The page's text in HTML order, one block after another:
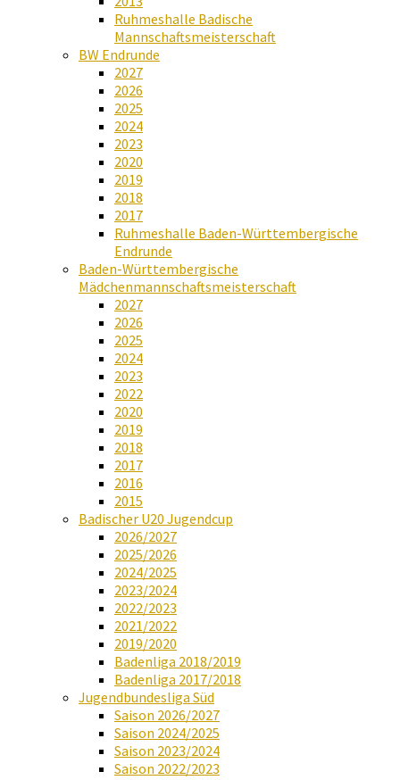
Ruhmeshalle Badische
Mannschaftsmeisterschaft
BW Endrunde
2027
2026
2025
2024
2023
2020
2019
2018
2017
Ruhmeshalle Baden-Württembergische
Endrunde
Baden-Württembergische
Mädchenmannschaftsmeisterschaft
2027
2026
2025
2024
2023
2022
2020
2019
2018
2017
2016
2015
Badischer U20 Jugendcup
2026/2027
2025/2026
2024/2025
2023/2024
2022/2023
2021/2022
2019/2020
Badenliga 2018/2019
Badenliga 2017/2018
Jugendbundesliga Süd
Saison 2026/2027
Saison 2024/2025
Saison 2023/2024
Saison 2022/2023